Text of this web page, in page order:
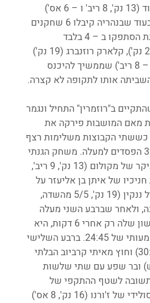
נק' ו – 6 אס') ועומר בן דוד (13 נק', 8 ריב' ו – 6 אס')
במשחק נהדר מהספסל. בעוד שבנהריה קיבלו 6 שחקנים
בספרות כפולות, בקרית גת הסתפקו ב – 4 בלבד
ובראשותם מייקל גרין (26 נק'), קלארק רוזנברג (19 נק')
ומקסים רומנוב (13 נק' ו – 8 ריב') שממשיך להיכנס
אותו לתקופה לא קצרה.
ב"רוזמרין" התחיל ונגמר
מאם המושבות פירקה את
הקבוצות משלימות רצף
הפוך - 3 ניצחונות לפ"ת ו3 הפסדים למעלה. משחק הגנתי
נהדר של המלאבסים, ובעיקר של מקולום (13 נק', 9 ריב',
את חניכיו של איתן בן אליעזר על
24 בלבד במחצית, כשאייל ננקין (19 נק', 5/5 מהשדה,
ולאחר שברבע השני מעלה
קלעה את סל השדה הראשון שלה רק אחרי 6 דקות, היא
ירדה למחצית בפיגור משמעותי של 24:45. ברבע השלישי
הפער כבר הגיע ל30 (30:60) וחוץ מאיתי קרביוב הבלתי
3/5 לשלוש) ובר שפע עם שתי שלשות
לשטף ההתקפי של
המארחת, שנהנתה מיום סולידי של ז'ורנו (16 נק', 8 אס')